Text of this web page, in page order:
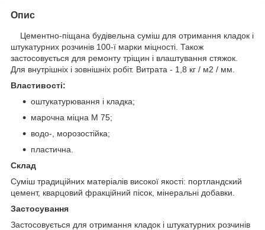
Опис
Цементно-піщана будівельна суміш для отримання кладок і
штукатурних розчинів 100-ї марки міцності. Також
застосовується для ремонту тріщин і влаштування стяжок.
Для внутрішніх і зовнішніх робіт. Витрата - 1,8 кг / м2 / мм.
Властивості:
оштукатурювання і кладка;
марочна міцна М 75;
водо-, морозостійка;
пластична.
Склад
Суміш традиційних матеріалів високої якості: портландский
цемент, кварцовий фракційний пісок, мінеральні добавки.
Застосування
Застосовується для отримання кладок і штукатурних розчинів